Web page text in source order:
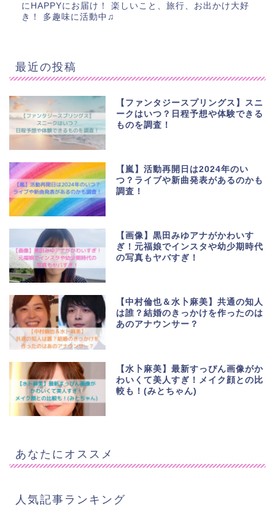
にHAPPYにお届け！ 楽しいこと、旅行、お出かけ大好
き！ 多趣味に活動中♫
最近の投稿
【ファンタジースプリングス】スニ
ークはいつ？日程予想や体験できる
ものを調査！
【嵐】活動再開日は2024年のい
つ？ライブや新曲発表があるのかも
調査！
【画像】黒田みゆアナがかわいす
ぎ！元福娘でインスタや幼少期時代
の写真もヤバすぎ！
【中村倫也＆水卜麻美】共通の知人
は誰？結婚のきっかけを作ったのは
あのアナウンサー？
【水卜麻美】最新すっぴん画像がか
わいくて美人すぎ！メイク顔との比
較も！(みとちゃん)
あなたにオススメ
人気記事ランキング